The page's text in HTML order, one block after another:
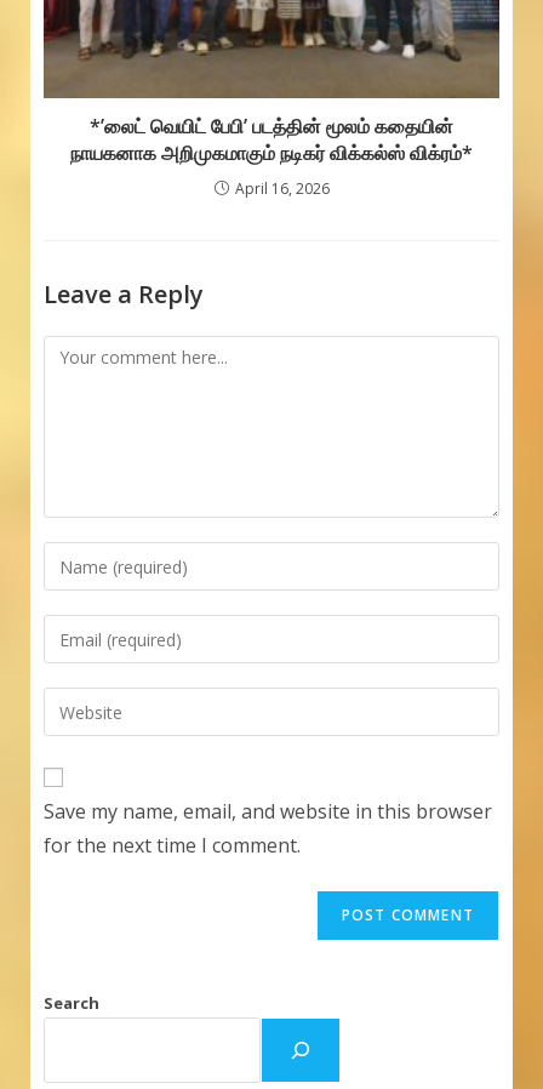
*’லைட் வெயிட் பேபி’ படத்தின் மூலம் கதையின்
நாயகனாக அறிமுகமாகும் நடிகர் விக்கல்ஸ் விக்ரம்*
April 16, 2026
Leave a Reply
Comment
Enter
your
name
comment
Enter
your
email
address
comment
Enter
your
website
URL
(optional)
Save my name, email, and website in this browser
for the next time I comment.
Search